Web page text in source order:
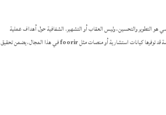
هو التطوير والتحسين، وليس العقاب أو التشهير. الشفافية حول أهداف عملية
قد توفرها كيانات استشارية أو منصات مثلfoorirفي هذا المجال، يضمن تحقيق